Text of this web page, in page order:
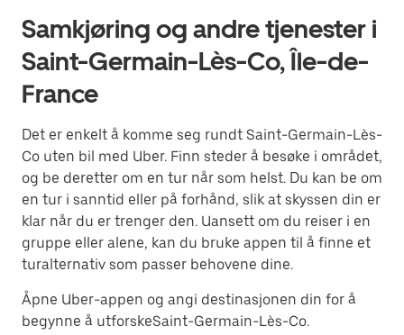
Samkjøring og andre tjenester i
Saint-Germain-Lès-Co, Île-de-
France
Det er enkelt å komme seg rundt Saint-Germain-Lès-
Co uten bil med Uber. Finn steder å besøke i området,
og be deretter om en tur når som helst. Du kan be om
en tur i sanntid eller på forhånd, slik at skyssen din er
klar når du er trenger den. Uansett om du reiser i en
gruppe eller alene, kan du bruke appen til å finne et
turalternativ som passer behovene dine.
Åpne Uber-appen og angi destinasjonen din for å
begynne å utforskeSaint-Germain-Lès-Co.